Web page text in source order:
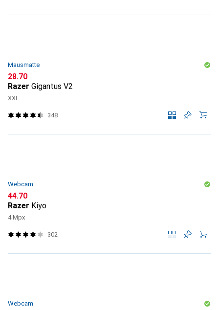
Mausmatte
CHF
28.70
Razer Gigantus V2
XXL
348
Webcam
CHF
44.70
Razer Kiyo
4 Mpx
302
Webcam